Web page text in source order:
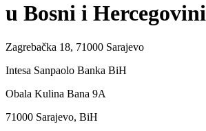
u Bosni i Hercegovini
Zagrebačka 18, 71000 Sarajevo
Intesa Sanpaolo Banka BiH
Obala Kulina Bana 9A
71000 Sarajevo, BiH